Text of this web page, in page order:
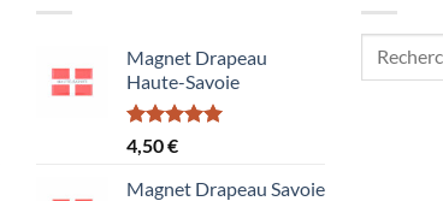
Magnet Drapeau
Haute-Savoie
Note5.00
sur 5
4,50€
Magnet Drapeau Savoie
Recherche